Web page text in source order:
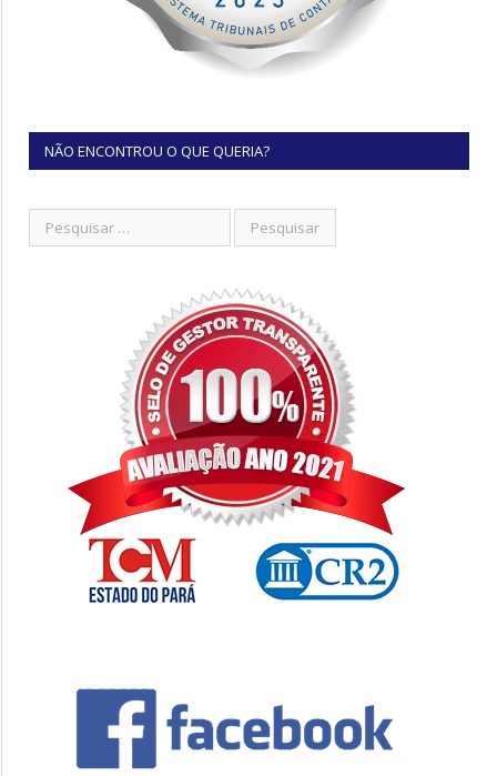
NÃO ENCONTROU O QUE QUERIA?